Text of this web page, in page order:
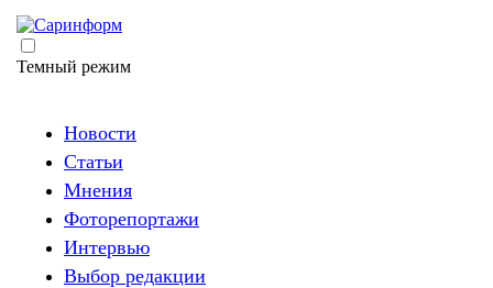
Темный режим
Новости
Статьи
Мнения
Фоторепортажи
Интервью
Выбор редакции